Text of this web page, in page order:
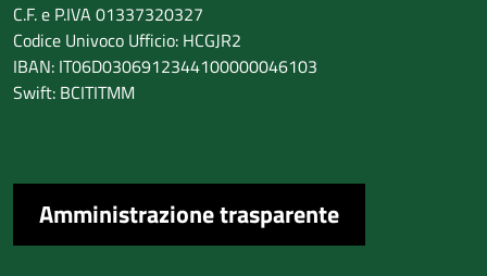
C.F. e P.IVA 01337320327
Codice Univoco Ufficio: HCGJR2
IBAN: IT06D0306912344100000046103
Swift: BCITITMM
Amministrazione trasparente